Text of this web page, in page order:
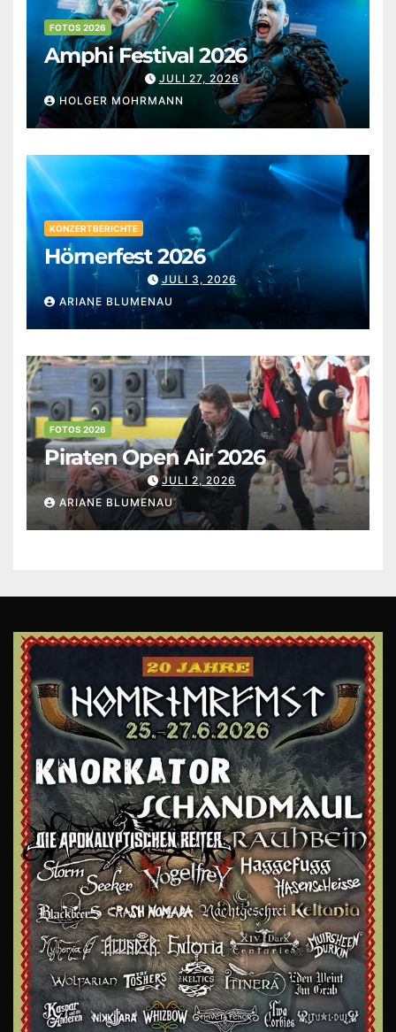
FOTOS 2026
Amphi Festival 2026
JULI 27, 2026
HOLGER MOHRMANN
KONZERTBERICHTE
Hörnerfest 2026
JULI 3, 2026
ARIANE BLUMENAU
FOTOS 2026
Piraten Open Air 2026
JULI 2, 2026
ARIANE BLUMENAU